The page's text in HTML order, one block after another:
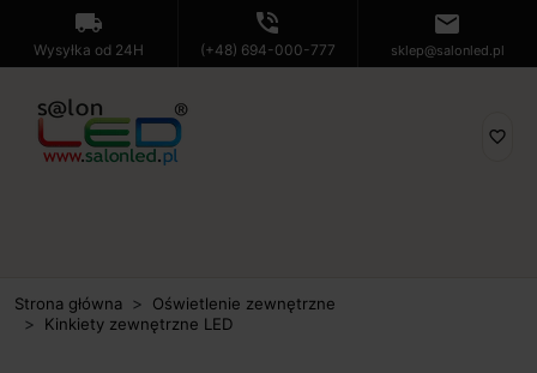
local_shipping
Wysyłka od 24H
phone_in_talk
(+48) 694-000-777
mail
sklep@salonled.pl
favorite_border
Strona główna
Oświetlenie zewnętrzne
Kinkiety zewnętrzne LED